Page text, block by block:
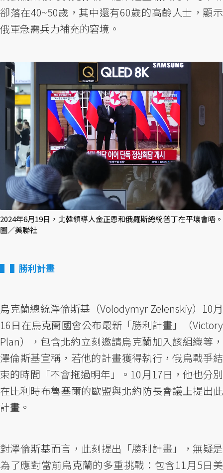
卻落在40~50歲，其中還有60歲的高齡人士，顯示
俄軍急需兵力補充的窘境。
2024年6月19日，北韓領導人金正恩和俄羅斯總統普丁在平壤會晤。
圖／美聯社
▌勝利計畫
烏克蘭總統澤倫斯基（Volodymyr Zelenskiy）10月
16日在烏克蘭國會公布最新「勝利計畫」（Victory
Plan），包含北約立刻邀請烏克蘭加入該組織等，
澤倫斯基宣稱，若他的計畫獲得執行，俄烏戰爭結
束的時間「不會拖過明年」。10月17日，他也分別
在比利時布魯塞爾的歐盟與北約防長會議上提出此
計畫。
對澤倫斯基而言，此刻提出「勝利計畫」，無疑是
為了應對當前烏克蘭的多重挑戰：包含11月5日美